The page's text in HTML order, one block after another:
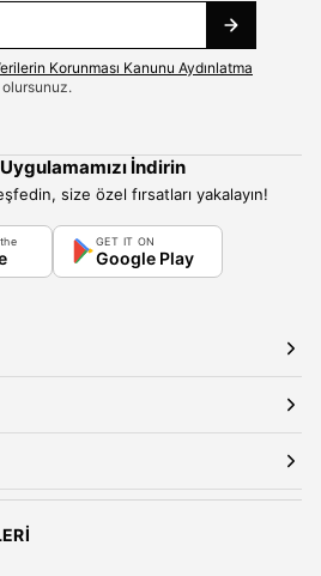
Korunması Kanunu Aydınlatma
İndirin
size özel fırsatları yakalayın!
GET IT ON
Google Play